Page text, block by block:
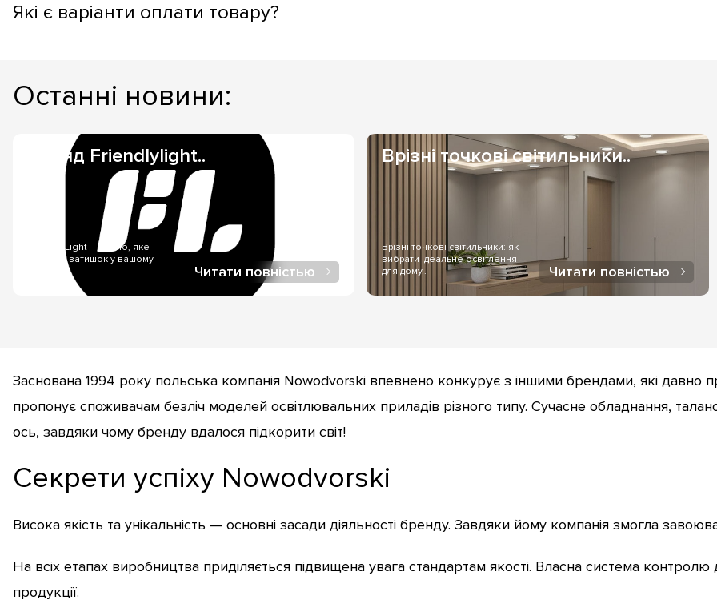
складі, то терміни доставлення становитимуть 1-3 дні та залежать від Вашого розташування. Якщо ж товар замовляти
Які є варіанти оплати товару?
онлайн через LiqPay - за онлайн-купівлі, у нашому інтернет-магазині.
Останні новини:
Бренд Friendlylight..
FriendlyLight — світло, яке
створює затишок у вашому
Читати повністью
Врізні точкові світильники..
Врізні точкові світильники: як
вибрати ідеальне освітлення
для дому..
Читати повністью
Заснована 1994 року польська компанія Nowodvorski впевнено конкурує з іншими брендами, які давно
пропонує споживачам безліч моделей освітлювальних приладів різного типу. Сучасне обладнання,
ось, завдяки чому бренду вдалося підкорити світ!
Секрети успіху Nowodvorski
Висока якість та унікальність — основні засади діяльності бренду. Завдяки йому компанія змогла
На всіх етапах виробництва приділяється підвищена увага стандартам якості. Власна система контролю
продукції.